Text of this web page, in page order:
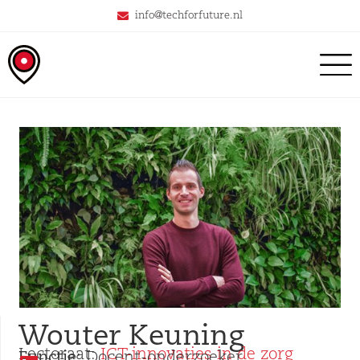
info@techforfuture.nl
Wouter Keuning
Lectoraat:ICT-innovaties in de zorg